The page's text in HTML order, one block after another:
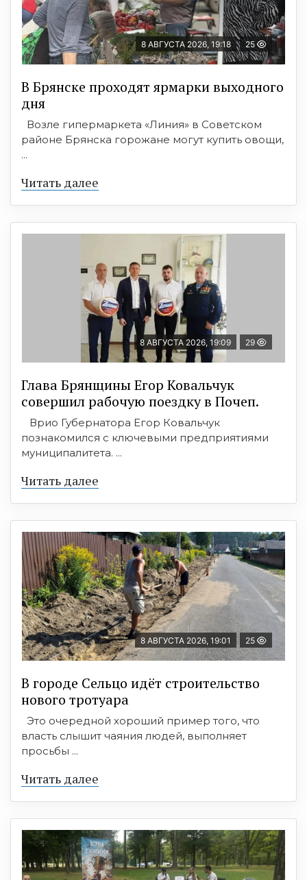
8 АВГУСТА 2026, 19:18 25
В Брянске проходят ярмарки выходного
дня
Возле гипермаркета «Линия» в Советском
районе Брянска горожане могут купить овощи,
...
Читать далее
8 АВГУСТА 2026, 19:09 29
Глава Брянщины Егор Ковальчук
совершил рабочую поездку в Почеп.
Врио Губернатора Егор Ковальчук
познакомился с ключевыми предприятиями
муниципалитета. ...
Читать далее
8 АВГУСТА 2026, 19:01 25
В городе Сельцо идёт строительство
нового тротуара
Это очередной хороший пример того, что
власть слышит чаяния людей, выполняет
просьбы ...
Читать далее